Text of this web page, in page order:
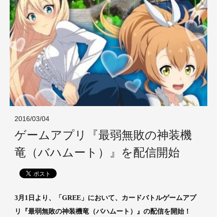
2016/03/04
ゲームアプリ『最弱無敗の神装機
竜（バハムート）』を配信開始
3月1日より、「GREE」において、カードバトルゲームアプ
リ『最弱無敗の神装機竜（バハムート）』の配信を開始！